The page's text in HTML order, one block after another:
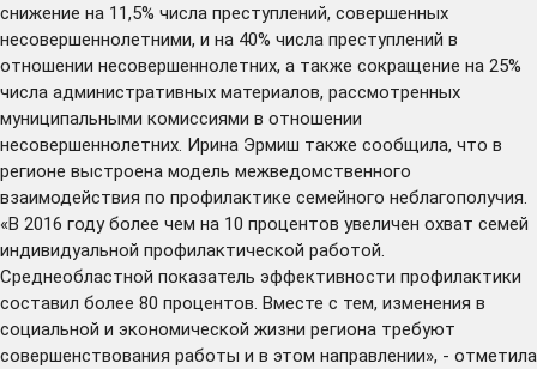
снижение на 11,5% числа преступлений, совершенных
несовершеннолетними, и на 40% числа преступлений в
отношении несовершеннолетних, а также сокращение на 25%
числа административных материалов, рассмотренных
муниципальными комиссиями в отношении
несовершеннолетних. Ирина Эрмиш также сообщила, что в
регионе выстроена модель межведомственного
взаимодействия по профилактике семейного неблагополучия.
«В 2016 году более чем на 10 процентов увеличен охват семей
индивидуальной профилактической работой.
Среднеобластной показатель эффективности профилактики
составил более 80 процентов. Вместе с тем, изменения в
социальной и экономической жизни региона требуют
совершенствования работы и в этом направлении», - отметила